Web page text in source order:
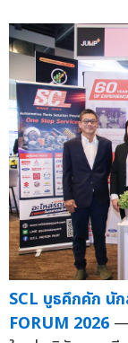
SCL บูธคึกคัก นั
FORUM 2026 —